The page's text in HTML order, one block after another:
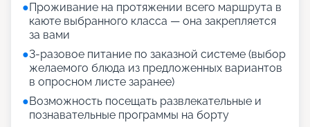
●Проживание на протяжении всего маршрута в
каюте выбранного класса — она закрепляется
за вами
●3-разовое питание по заказной системе (выбор
желаемого блюда из предложенных вариантов
в опросном листе заранее)
●Возможность посещать развлекательные и
познавательные программы на борту